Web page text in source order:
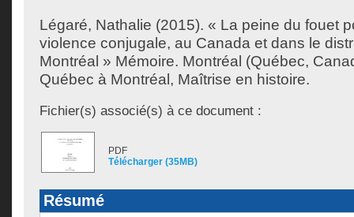
Légaré, Nathalie (2015). « La peine du fouet
violence conjugale, au Canada et dans le
Montréal » Mémoire. Montréal (Québec,
Québec à Montréal, Maîtrise en histoire.
Fichier(s) associé(s) à ce document :
PDF
Télécharger (35MB)
Résumé